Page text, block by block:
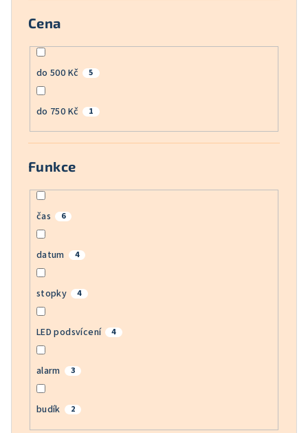
Cena
do 500 Kč 5
do 750 Kč 1
Funkce
čas 6
datum 4
stopky 4
LED podsvícení 4
alarm 3
budík 2